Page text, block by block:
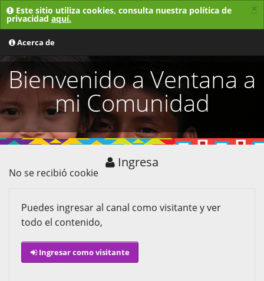
Este sitio utiliza cookies, consulta nuestra política de
privacidad aquí.
×
MENU
Acerca de
Bienvenido a Ventana a
mi Comunidad
Ingresa
No se recibió cookie
Puedes ingresar al canal como visitante y ver
todo el contenido,
Ingresar como visitante